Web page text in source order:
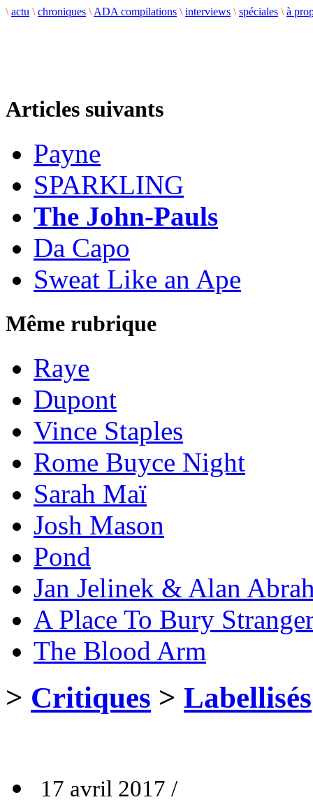
\ actu \ chroniques \ ADA compilations \ interviews \ spéciales \ à
Articles suivants
Payne
SPARKLING
The John-Pauls
Da Capo
Sweat Like an Ape
Même rubrique
Raye
Dupont
Vince Staples
Rome Buyce Night
Sarah Maï
Josh Mason
Pond
Jan Jelinek & Alan
A Place To Bury
The Blood Arm
> Critiques > Labellisés
17 avril 2017 /